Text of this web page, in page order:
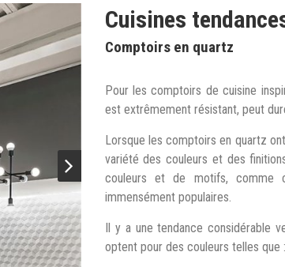
Cuisines
Comptoirs en quartz
Pour les comptoirs de cuisine
est extrêmement résistant, peut
Lorsque les comptoirs en quartz
variété des couleurs et des
couleurs et de motifs, comme
immensément populaires.
Il y a une tendance considérable
optent pour des couleurs telles que